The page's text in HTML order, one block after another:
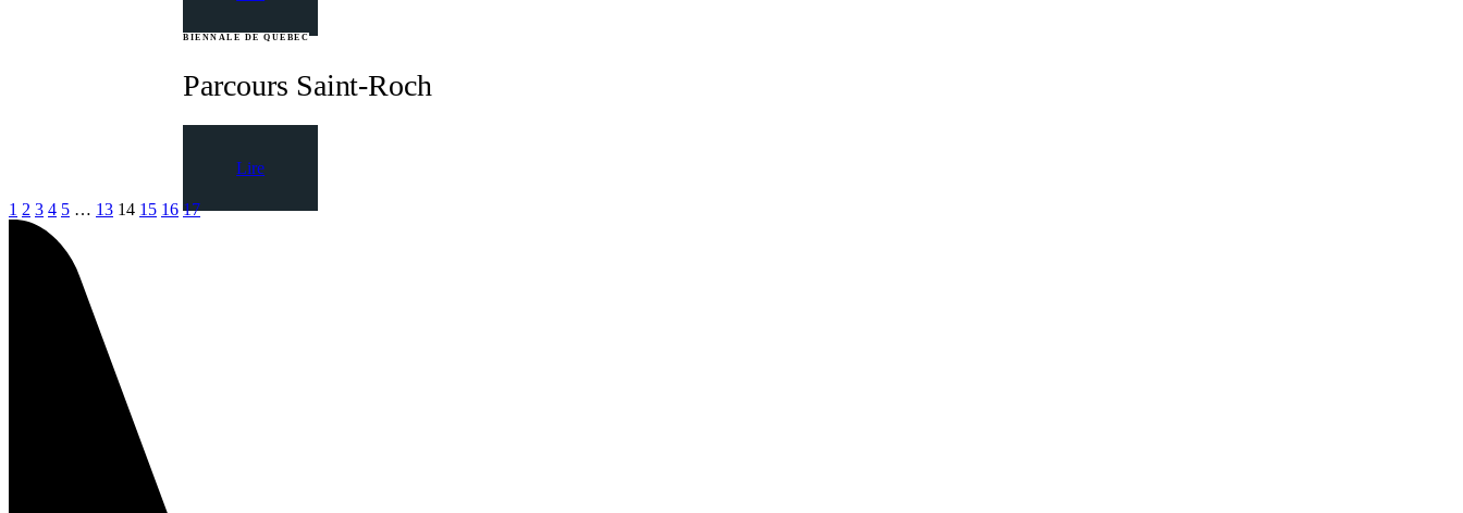
BIENNALE DE QUÉBEC
Parcours Saint-Roch
Lire
1 2 3 4 5 … 13 14 15 16 17